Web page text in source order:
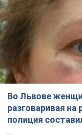
Во Львове
разговаривая
полиция
протокол. Видео